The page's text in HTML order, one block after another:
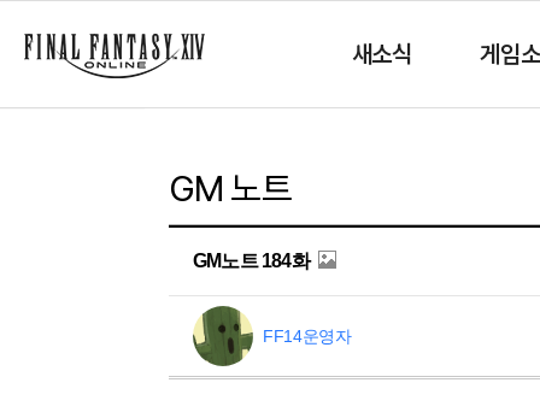
새소식 게임
GM 노트
GM노트 184화
FF14운영자